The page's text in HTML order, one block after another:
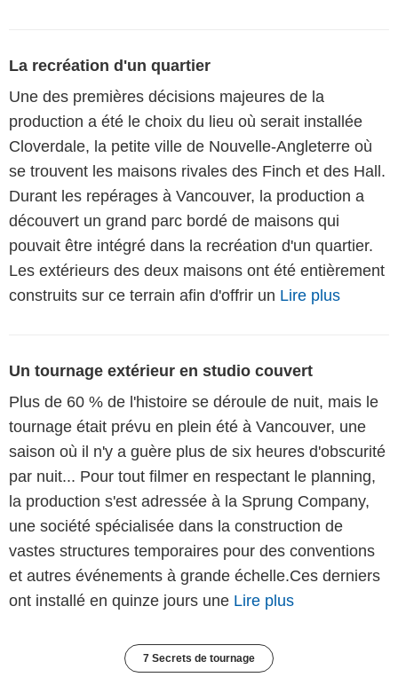
La recréation d'un quartier
Une des premières décisions majeures de la
production a été le choix du lieu où serait installée
Cloverdale, la petite ville de Nouvelle-Angleterre où
se trouvent les maisons rivales des Finch et des Hall.
Durant les repérages à Vancouver, la production a
découvert un grand parc bordé de maisons qui
pouvait être intégré dans la recréation d'un quartier.
Les extérieurs des deux maisons ont été entièrement
construits sur ce terrain afin d'offrir un Lire plus
Un tournage extérieur en studio couvert
Plus de 60 % de l'histoire se déroule de nuit, mais le
tournage était prévu en plein été à Vancouver, une
saison où il n'y a guère plus de six heures d'obscurité
par nuit... Pour tout filmer en respectant le planning,
la production s'est adressée à la Sprung Company,
une société spécialisée dans la construction de
vastes structures temporaires pour des conventions
et autres événements à grande échelle.Ces derniers
ont installé en quinze jours une Lire plus
7 Secrets de tournage